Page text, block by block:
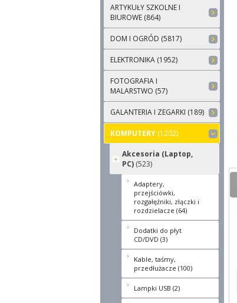
ARTYKUŁY SZKOLNE I
BIUROWE (864)
DOM I OGRÓD (5817)
ELEKTRONIKA (1952)
FOTOGRAFIA I
MALARSTWO (57)
GALANTERIA I ZEGARKI (189)
KOMPUTERY(1202)
Akcesoria (Laptop,
PC)(523)
Adaptery,
przejściówki,
rozgałęźniki, złączki i
rozdzielacze (64)
Dodatki do płyt
CD/DVD (3)
Kable, taśmy,
przedłużacze (100)
Lampki USB (2)